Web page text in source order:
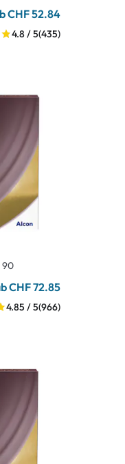
CHF 52.84
4.8 / 5(435)
90
CHF 72.85
4.85 / 5(966)